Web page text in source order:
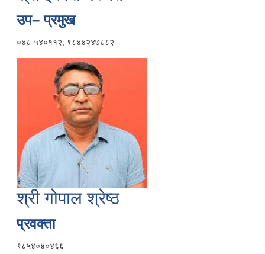
उप– प्रमुख
०४८-५४०११२, ९८४४२४७८८२
श्री गोपाल श्रेष्ठ
प्रवक्ता
९८५४०४०४६६